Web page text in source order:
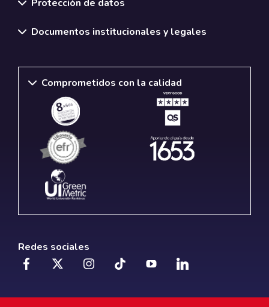
Protección de datos
Documentos institucionales y legales
Comprometidos con la calidad
Redes sociales